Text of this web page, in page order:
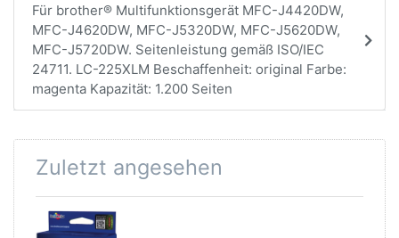
Für brother® Multifunktionsgerät MFC-J4420DW,
MFC-J4620DW, MFC-J5320DW, MFC-J5620DW,
MFC-J5720DW. Seitenleistung gemäß ISO/IEC
24711. LC-225XLM Beschaffenheit: original Farbe:
magenta Kapazität: 1.200 Seiten
Zuletzt angesehen